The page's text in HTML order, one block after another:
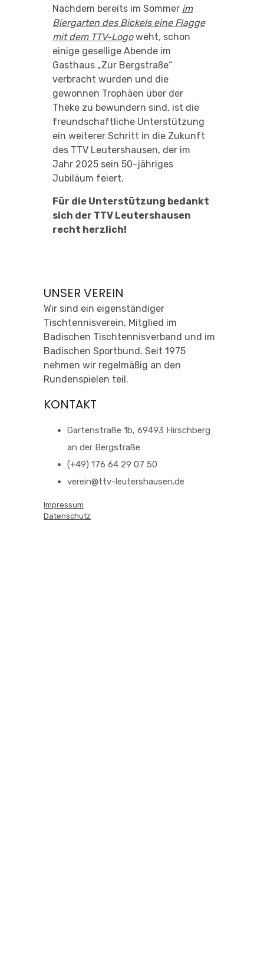
Nachdem bereits im Sommer im
Biergarten des Bickels eine Flagge
mit dem TTV-Logoweht, schon
einige gesellige Abende im
Gasthaus „Zur Bergstraße“
verbracht wurden und die
gewonnen Trophäen über der
Theke zu bewundern sind, ist die
freundschaftliche Unterstützung
ein weiterer Schritt in die Zukunft
des TTV Leutershausen, der im
Jahr 2025 sein 50-jähriges
Jubiläum feiert.
Für die Unterstützung bedankt
sich der TTV Leutershausen
recht herzlich!
UNSER VEREIN
Wir sind ein eigenständiger
Tischtennisverein, Mitglied im
Badischen Tischtennisverband und im
Badischen Sportbund. Seit 1975
nehmen wir regelmäßig an den
Rundenspielen teil.
KONTAKT
Gartenstraße 1b, 69493 Hirschberg
an der Bergstraße
(+49) 176 64 29 07 50
verein@ttv-leutershausen.de
Impressum
Datenschutz